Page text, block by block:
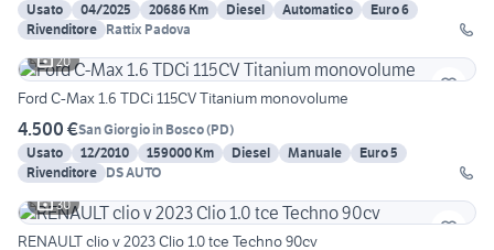
Usato
04/2025 20686 Km Diesel Automatico
Euro 6
Rivenditore Rattix Padova
20
Ford C-Max 1.6 TDCi 115CV Titanium monovolume
4.500 €San Giorgio in Bosco(PD)
Usato
12/2010 159000 Km Diesel Manuale
Euro 5
Rivenditore DS AUTO
30
RENAULT clio v 2023 Clio 1.0 tce Techno 90cv